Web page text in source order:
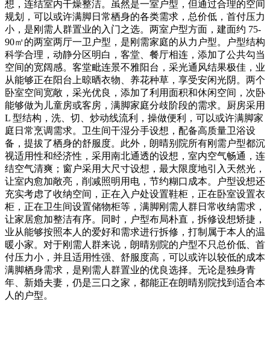
想，连结室内干燥整洁。虽然是一室户型，但通过合理的空间
规划，可以或许满脚日常栖身的各类需求，总价低，首付压力
小，是刚需人群置业的入门之选。两室户型方面，建面约 75-
90㎡的两室两厅一卫户型，是刚需家庭的从力户型。户型结构
科学合理，动静分区明白，客堂、餐厅相连，添加了公共勾当
空间的宽阔感。客堂毗连景不雅阳台，采光通风结果极佳，业
从能够正在阳台上晾晒衣物、养花种草，享受安闲光阴。两个
卧室空间宽敞，采光优良，添加了利用面积和休闲空间，次卧
能够做为儿童房或客房，满脚家庭分歧阶段的需求。厨房采用
L 型结构，洗、切、炒动线流利，操做便利，可以或许满脚家
庭日常烹调需求。卫生间干湿分手设想，配备高质量卫浴设
备，提拔了栖身的舒服度。此外，朗晴别院所有刚需户型都沉
视适用性和经济性，采用南北通透的设想，室内空气畅通，连
结空气清爽；窗户采用大尺寸设想，最大限度地引入天然光，
让室内愈加敞亮，削减照明用电，节约糊口成本。户型设想还
充实考虑了收纳空间，正在入户处设置鞋柜，正在卧室设置衣
柜，正在卫生间设置储物柜等，满脚刚需人群日常收纳需求，
让家居愈加整洁有序。同时，户型布局朴直，拆修设想矫捷，
业从能够按照本人的爱好和需求进行拆修，打制属于本人的温
暖小家。对于刚需人群来说，朗晴别院的户型不只总价低、首
付压力小，并且适用性强、舒服度高，可以或许以较低的成本
满脚栖身需求，是刚需人群置业的优良选择。无论是独身青
年、新婚夫妻，仍是三口之家，都能正在朗晴别院找到适合本
人的户型。